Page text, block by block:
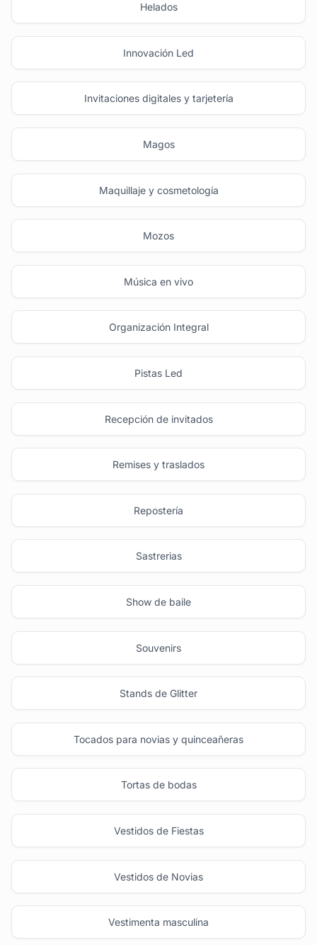
Helados
Innovación Led
Invitaciones digitales y tarjetería
Magos
Maquillaje y cosmetología
Mozos
Música en vivo
Organización Integral
Pistas Led
Recepción de invitados
Remises y traslados
Repostería
Sastrerias
Show de baile
Souvenirs
Stands de Glitter
Tocados para novias y quinceañeras
Tortas de bodas
Vestidos de Fiestas
Vestidos de Novias
Vestimenta masculina